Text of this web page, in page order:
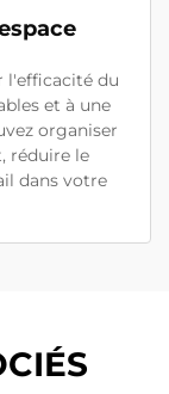
l'efficacité du
et à une
organiser
réduire le
dans votre